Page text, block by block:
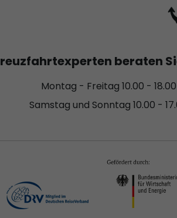
beraten
Montag - Freitag 10.00 -
Samstag und Sonntag 10.00 -